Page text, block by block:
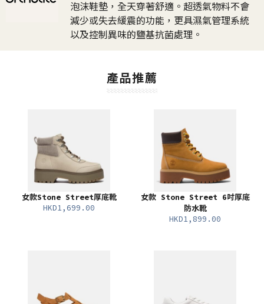
泡沫鞋墊，全天穿著舒適。超透氣物料不會
減少或失去緩震的功能，更具濕氣管理系統
以及控制異味的鹽基抗菌處理。
產品推薦
女款Stone Street厚底靴
HKD1,699.00
女款 Stone Street 6吋厚底
防水靴
HKD1,899.00